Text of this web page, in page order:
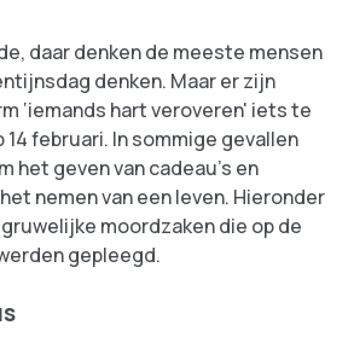
daar denken de meeste mensen
denken. Maar er zijn
‘iemands hart veroveren' iets te
februari. In sommige gevallen
het geven van cadeau’s en
nemen van een leven. Hieronder
moordzaken die op de
gepleegd.